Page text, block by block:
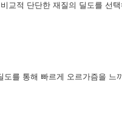
적 단단한 재질의 딜도를
를 통해 빠르게 오르가즘을